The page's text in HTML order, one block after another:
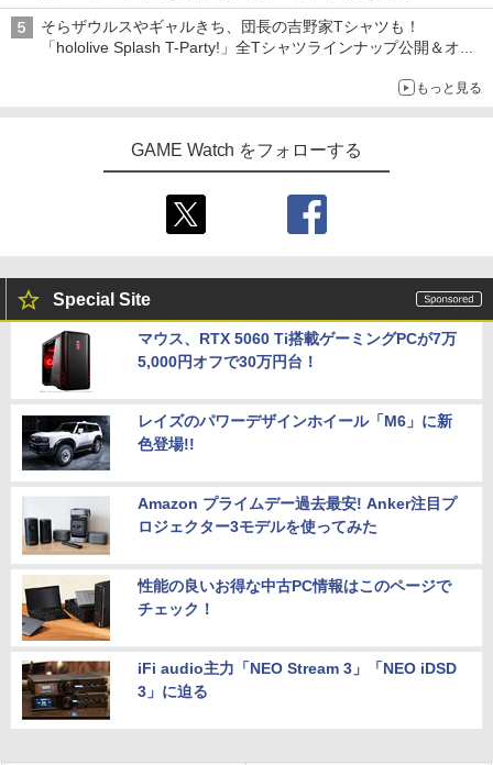
そらザウルスやギャルきち、団長の吉野家Tシャツも！
「hololive Splash T-Party!」全Tシャツラインナップ公開＆オン
もっと見る
GAME Watch をフォローする
Special Site
マウス、RTX 5060 Ti搭載ゲーミングPCが7万
5,000円オフで30万円台！
レイズのパワーデザインホイール「M6」に新
色登場!!
Amazon プライムデー過去最安! Anker注目プ
ロジェクター3モデルを使ってみた
性能の良いお得な中古PC情報はこのページで
チェック！
iFi audio主力「NEO Stream 3」「NEO iDSD
3」に迫る